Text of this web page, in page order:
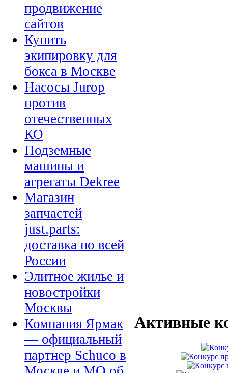
продвижение
сайтов
Купить
экипировку для
бокса в Москве
Насосы Jurop
против
отечественных
КО
Подземные
машины и
агрегаты Dekree
Магазин
запчастей
just.parts:
доставка по всей
России
Элитное жилье и
новостройки
Москвы
Компания Ярмак
— официальный
партнер Schuco в
Активные